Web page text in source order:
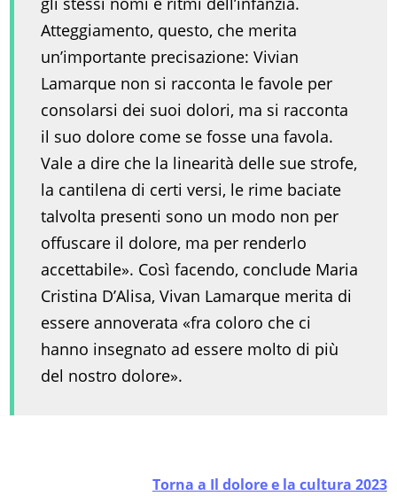
Atteggiamento, questo, che merita
un’importante precisazione: Vivian
Lamarque non si racconta le favole per
consolarsi dei suoi dolori, ma si racconta
il suo dolore come se fosse una favola.
Vale a dire che la linearità delle sue strofe,
la cantilena di certi versi, le rime baciate
talvolta presenti sono un modo non per
offuscare il dolore, ma per renderlo
accettabile». Così facendo, conclude Maria
Cristina D’Alisa, Vivan Lamarque merita di
essere annoverata «fra coloro che ci
hanno insegnato ad essere molto di più
del nostro dolore».
Torna a Il dolore e la cultura 2023